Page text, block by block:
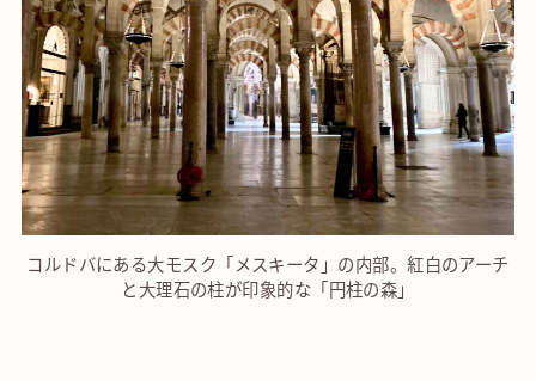
コルドバにある大モスク「メスキータ」の内部。紅白のアーチ
と大理石の柱が印象的な「円柱の森」